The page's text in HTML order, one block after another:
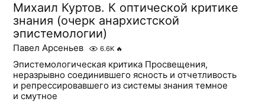
Михаил Куртов. К оптической критике
знания (очерк анархистской
эпистемологии)
Павел Арсеньев 6.6K 🔥
Эпистемологическая критика Просвещения,
неразрывно соединившего ясность и отчетливость
и репрессировавшего из системы знания темное
и смутное